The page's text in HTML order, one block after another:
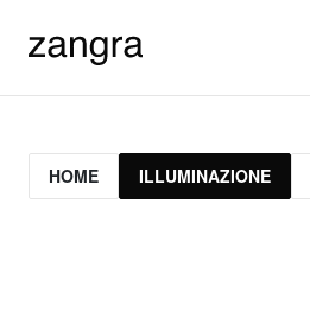
HOME ILLUMINAZIONE